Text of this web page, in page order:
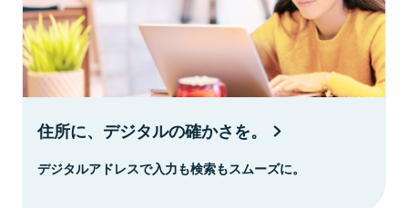
住所に、デジタルの確かさを。
デジタルアドレスで入力も検索もスムーズに。